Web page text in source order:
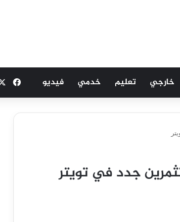
خارجي تعليم خدمي فيديو
جدد في تويتر